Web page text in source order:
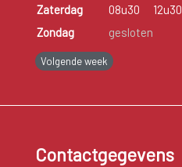
Zaterdag
08u30
12u30
Zondag
gesloten
Volgende week
Contactgegevens